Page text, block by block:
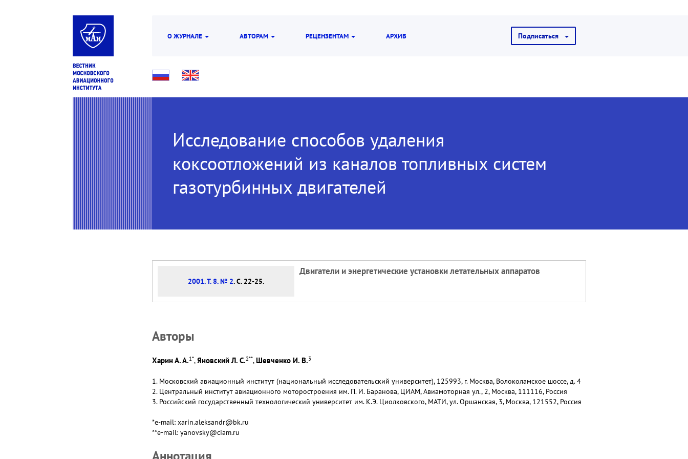
О ЖУРНАЛЕ АВТОРАМ РЕЦЕНЗЕНТАМ АРХИВ Подписаться
Исследование способов удаления
коксоотложений из каналов топливных систем
газотурбинных двигателей
2001. Т. 8. № 2. С. 22-25.
Двигатели и энергетические установки летательных аппаратов
Авторы
Харин А. А.1*,Яновский Л. С.2**,Шевченко И. В.3
1. Московский авиационный институт (национальный исследовательский университет), 125993, г. Москва, Волоколамское шоссе, д. 4
2. Центральный институт авиационного моторостроения им. П. И. Баранова, ЦИАМ, Авиамоторная ул., 2, Москва, 111116, Россия
3. Российский государственный технологический университет им. К.Э. Циолковского, МАТИ, ул. Оршанская, 3, Москва, 121552, Россия
*e-mail: xarin.aleksandr@bk.ru
**e-mail: yanovsky@ciam.ru